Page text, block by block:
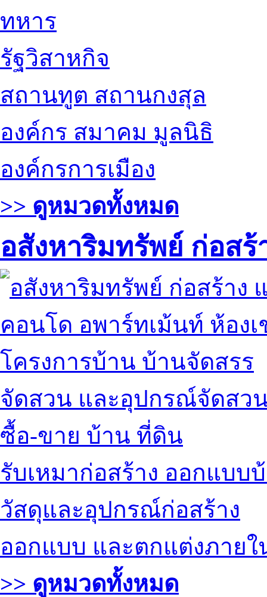
ทหาร
รัฐวิสาหกิจ
สถานทูต สถานกงสุล
องค์กร สมาคม มูลนิธิ
องค์กรการเมือง
>> ดูหมวดทั้งหมด
อสังหาริมทรัพย์ ก่อส
คอนโด อพาร์ทเม้นท์ ห้องเ
โครงการบ้าน บ้านจัดสรร
จัดสวน และอุปกรณ์จัดสว
ซื้อ-ขาย บ้าน ที่ดิน
รับเหมาก่อสร้าง ออกแบบ
วัสดุและอุปกรณ์ก่อสร้าง
ออกแบบ และตกแต่งภายใ
>> ดูหมวดทั้งหมด